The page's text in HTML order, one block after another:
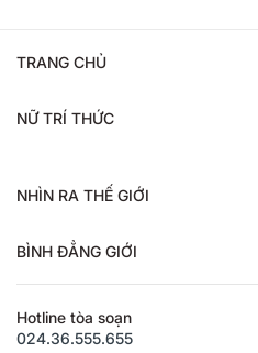
TRANG CHỦ
NỮ TRÍ THỨC
NHÌN RA THẾ GIỚI
BÌNH ĐẲNG GIỚI
Hotline tòa soạn
024.36.555.655